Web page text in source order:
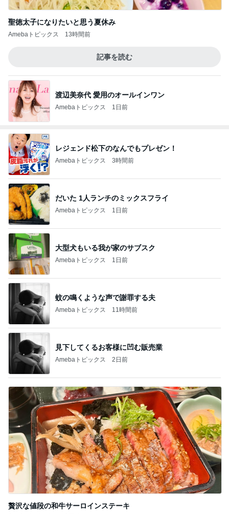
聖徳太子になりたいと思う夏休み
Amebaトピックス 13時間前
記事を読む
渡辺美奈代 愛用のオールインワン
Amebaトピックス 1日前
レジェンド松下のなんでもプレゼン！
Amebaトピックス 3時間前
だいた 1人ランチのミックスフライ
Amebaトピックス 1日前
大型犬もいる我が家のサブスク
Amebaトピックス 1日前
蚊の鳴くような声で謝罪する夫
Amebaトピックス 11時間前
見下してくるお客様に凹む販売業
Amebaトピックス 2日前
贅沢な値段の和牛サーロインステーキ